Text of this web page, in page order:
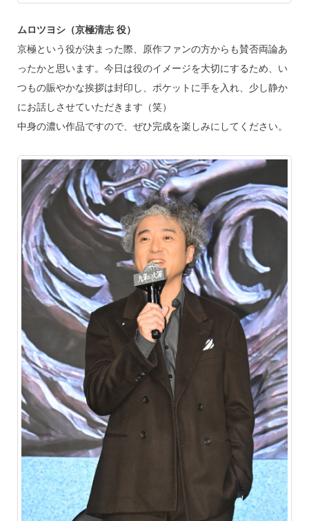
ムロツヨシ（京極清志 役）
京極という役が決まった際、原作ファンの方からも賛否両論あ
ったかと思います。今日は役のイメージを大切にするため、い
つもの賑やかな挨拶は封印し、ポケットに手を入れ、少し静か
にお話しさせていただきます（笑）
中身の濃い作品ですので、ぜひ完成を楽しみにしてください。